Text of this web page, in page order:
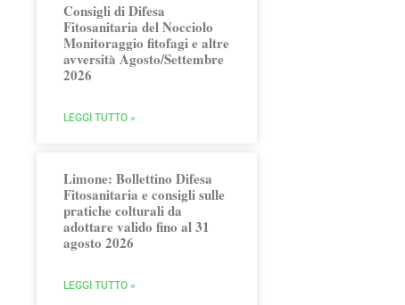
Consigli di Difesa
Fitosanitaria del Nocciolo
Monitoraggio fitofagi e altre
avversità Agosto/Settembre
2026
LEGGI TUTTO »
Limone: Bollettino Difesa
Fitosanitaria e consigli sulle
pratiche colturali da
adottare valido fino al 31
agosto 2026
LEGGI TUTTO »